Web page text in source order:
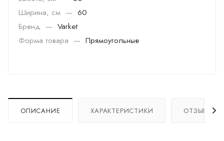
Ширина, см — 60
Бренд — Varket
Форма товара — Прямоугольные
ОПИСАНИЕ ХАРАКТЕРИСТИКИ ОТЗЫВЫ